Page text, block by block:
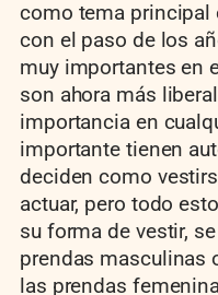
como tema principal
con el paso de los
muy importantes en
son ahora más
importancia en
importante tienen
deciden como
actuar, pero todo
su forma de vestir,
prendas masculinas
las prendas